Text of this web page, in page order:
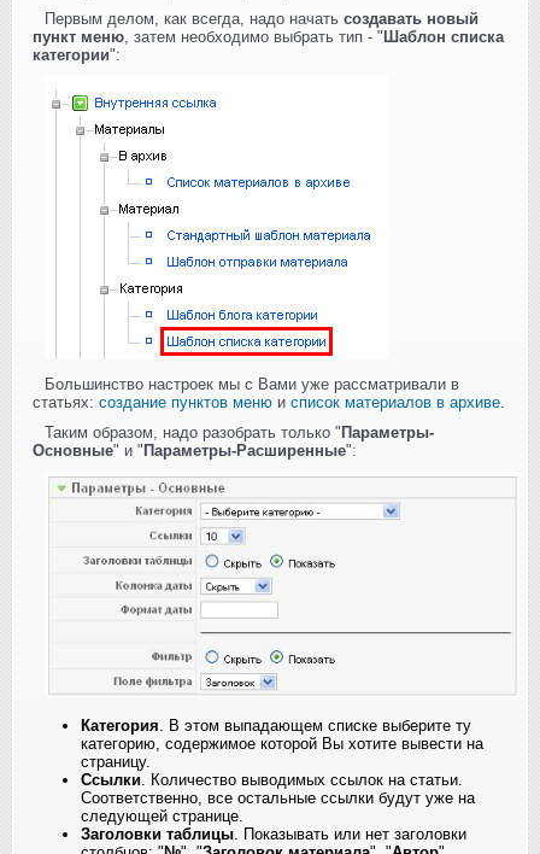
Первым делом, как всегда, надо начать создавать новый
пункт меню, затем необходимо выбрать тип - " Шаблон списка
категории":
Большинство настроек мы с Вами уже рассматривали в
статьях: создание пунктов меню и список материалов в архиве.
Таким образом, надо разобрать только " Параметры-
Основные" и " Параметры-Расширенные":
Категория. В этом выпадающем списке выберите ту
категорию, содержимое которой Вы хотите вывести на
страницу.
Ссылки. Количество выводимых ссылок на статьи.
Соответственно, все остальные ссылки будут уже на
следующей странице.
Заголовки таблицы. Показывать или нет заголовки